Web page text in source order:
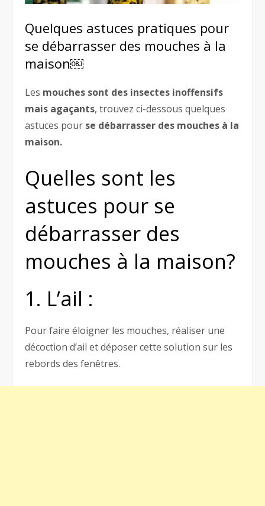
Quelques astuces pratiques pour
se débarrasser des mouches à la
maison￼
Les mouches sont des insectes inoffensifs
mais agaçants, trouvez ci-dessous quelques
astuces pour se débarrasser des mouches à la
maison.
Quelles sont les
astuces pour se
débarrasser des
mouches à la maison?
1. L’ail :
Pour faire éloigner les mouches, réaliser une
décoction d’ail et déposer cette solution sur les
rebords des fenêtres.